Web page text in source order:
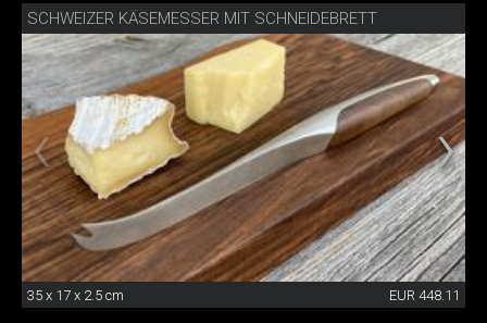
SCHWEIZER KÄSEMESSER MIT SCHNEIDEBRETT
35 x 17 x 2.5 cm EUR 448.11